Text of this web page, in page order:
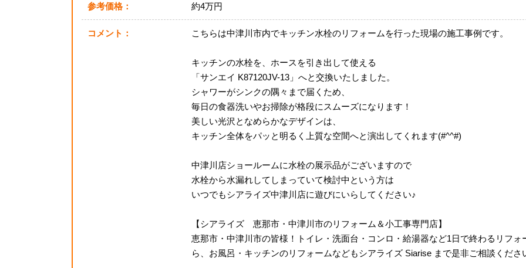
参考価格： 約4万円
コメント： こちらは中津川市内でキッチン水栓のリフォームを行った現場の施工事例です。
キッチンの水栓を、ホースを引き出して使える
「サンエイ K87120JV-13」へと交換いたしました。
シャワーがシンクの隅々まで届くため、
毎日の食器洗いやお掃除が格段にスムーズになります！
美しい光沢となめらかなデザインは、
キッチン全体をパッと明るく上質な空間へと演出してくれます(#^^#)
中津川店ショールームに水栓の展示品がございますので
水栓から水漏れしてしまっていて検討中という方は
いつでもシアライズ中津川店に遊びにいらしてください♪
【シアライズ 恵那市・中津川市のリフォーム＆小工事専門店】
恵那市・中津川市の皆様！トイレ・洗面台・コンロ・給湯器など1日で終わるリフォ
ら、お風呂・キッチンのリフォームなどもシアライズ Siarise まで是非ご相談くださ